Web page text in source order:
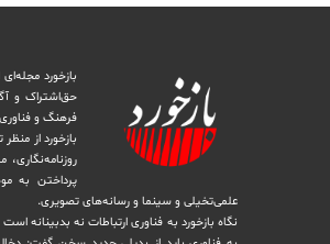
بازخورد
حق‌اشتراک و
فرهنگ و
بازخورد از
پرداختن به
علمی‌تخیلی و سینما و رسانه‌های تصویری.
نگاه بازخورد به فناوری ارتباطات نه بدبینانه